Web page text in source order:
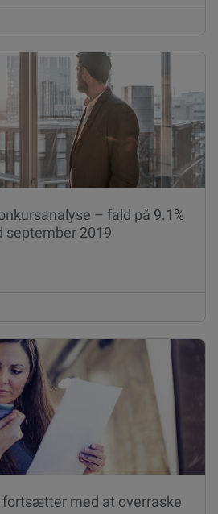
– fald på 9.1%
september 2019
med at overraske